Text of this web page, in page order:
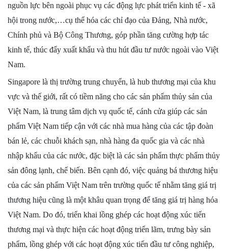
nguồn lực bên ngoài phục vụ các động lực phát triển kinh tế - xã
hội trong nước,…cụ thể hóa các chỉ đạo của Đảng, Nhà nước,
Chính phủ và Bộ Công Thương, góp phần tăng cường hợp tác
kinh tế, thúc đẩy xuất khẩu và thu hút đầu tư nước ngoài vào Việt
Nam.
Singapore là thị trường trung chuyển, là hub thương mại của khu
vực và thế giới, rất có tiềm năng cho các sản phẩm thủy sản của
Việt Nam, là trung tâm dịch vụ quốc tế, cánh cửa giúp các sản
phẩm Việt Nam tiếp cận với các nhà mua hàng của các tập đoàn
bán lẻ, các chuỗi khách sạn, nhà hàng đa quốc gia và các nhà
nhập khẩu của các nước, đặc biệt là các sản phẩm thực phẩm thủy
sản đông lạnh, chế biến. Bên cạnh đó, việc quảng bá thương hiệu
của các sản phẩm Việt Nam trên trường quốc tế nhằm tăng giá trị
thương hiệu cũng là một khâu quan trọng để tăng giá trị hàng hóa
Việt Nam. Do đó, triển khai lồng ghép các hoạt động xúc tiến
thương mại và thực hiện các hoạt động triển lãm, trưng bày sản
phẩm, lồng ghép với các hoạt động xúc tiến đầu tư công nghiệp,